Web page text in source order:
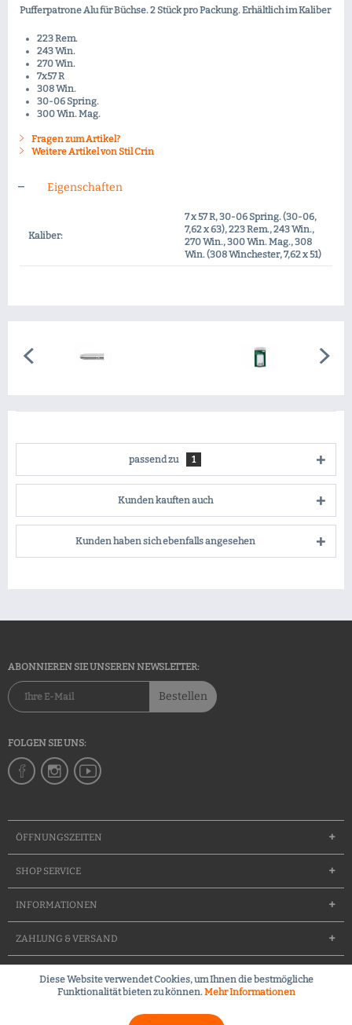
Pufferpatrone Alu für Büchse. 2 Stück pro Packung. Erhältlich im Kaliber
223 Rem.
243 Win.
270 Win.
7x57 R
308 Win.
30-06 Spring.
300 Win. Mag.
Fragen zum Artikel?
Weitere Artikel von Stil Crin
Eigenschaften
Kaliber:
7 x 57 R, 30-06 Spring. (30-06,
7,62 x 63), 223 Rem., 243 Win.,
270 Win., 300 Win. Mag., 308
Win. (308 Winchester, 7,62 x 51)
passend zu 1
Kunden kauften auch
Kunden haben sich ebenfalls angesehen
ABONNIEREN SIE UNSEREN NEWSLETTER:
Bestellen
FOLGEN SIE UNS:
ÖFFNUNGSZEITEN
SHOP SERVICE
INFORMATIONEN
ZAHLUNG & VERSAND
Groessentabelle Team Waffenfuererschein Kontakt
Diese Website verwendet Cookies, um Ihnen die bestmögliche
Funktionalität bieten zu können.Mehr Informationen